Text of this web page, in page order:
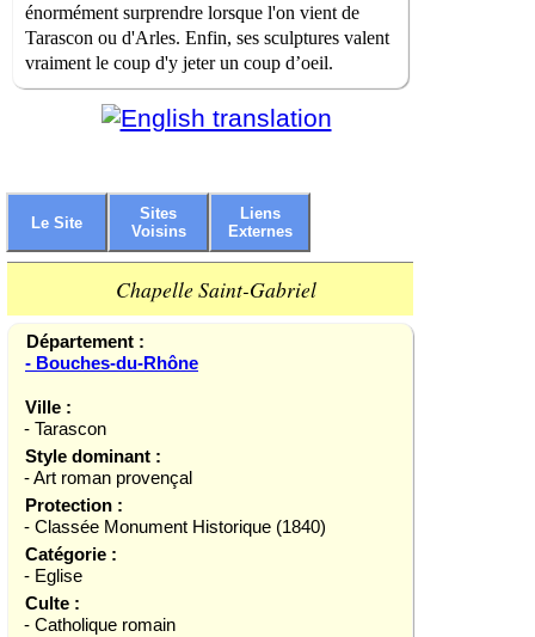
énormément surprendre lorsque l'on vient de
Tarascon ou d'Arles. Enfin, ses sculptures valent
vraiment le coup d'y jeter un coup d’oeil.
Le Site
Sites
Voisins
Liens
Externes
Chapelle Saint-Gabriel
Département :
- Bouches-du-Rhône
Ville :
- Tarascon
Style dominant :
- Art roman provençal
Protection :
- Classée Monument Historique (1840)
Catégorie :
- Eglise
Culte :
- Catholique romain